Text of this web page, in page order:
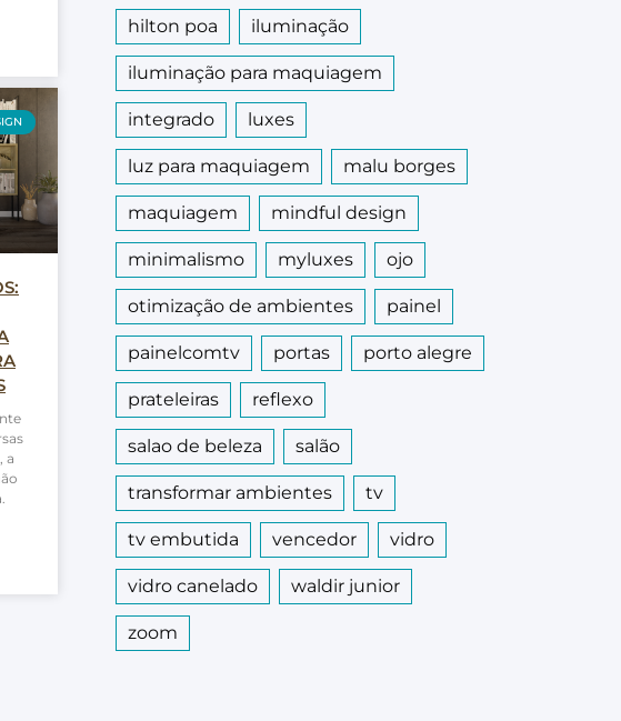
a
hilton poa iluminação
iluminação para maquiagem
integrado luxes
luz para maquiagem malu borges
maquiagem mindful design
minimalismo myluxes ojo
otimização de ambientes painel
painelcomtv portas porto alegre
prateleiras reflexo
salao de beleza salão
transformar ambientes tv
tv embutida vencedor vidro
vidro canelado waldir junior
zoom